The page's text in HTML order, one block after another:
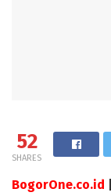
52
SHARES
BogorOne.co.id